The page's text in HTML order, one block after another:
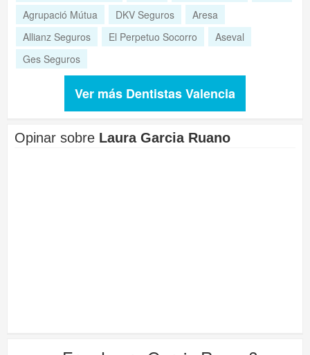
Agrupació Mútua
DKV Seguros
Aresa
Allianz Seguros
El Perpetuo Socorro
Aseval
Ges Seguros
Ver más Dentistas Valencia
Opinar sobre Laura Garcia Ruano